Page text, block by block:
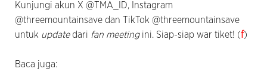
Kunjungi akun X @TMA_ID, Instagram
@threemountainsave dan TikTok @threemountainsave
untuk updatedari fan meetingini. Siap-siap war tiket! (f)
Baca juga: